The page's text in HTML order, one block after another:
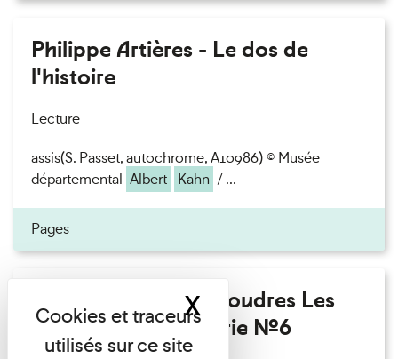
Philippe Artières - Le dos de
l'histoire
Lecture
assis(S. Passet, autochrome, A10986) © Musée
départemental Albert Kahn / ...
Pages
Fanny Taillandier - Foudres Les
Invités de l’Imprimerie n°6
XMasquer le